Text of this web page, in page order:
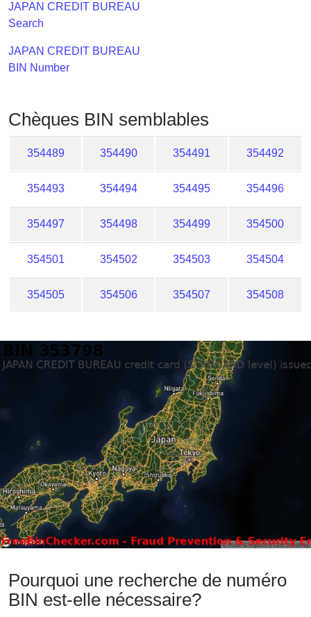
JAPAN CREDIT BUREAU
Search
JAPAN CREDIT BUREAU
BIN Number
Chèques BIN semblables
354489 354490 354491 354492
354493 354494 354495 354496
354497 354498 354499 354500
354501 354502 354503 354504
354505 354506 354507 354508
Pourquoi une recherche de numéro
BIN est-elle nécessaire?